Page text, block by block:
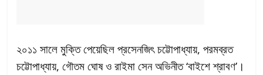
২০১১ সালে মুক্তি পেয়েছিল প্রসেনজিৎ চট্টোপাধ্যায়, পরমব্রত
চট্টোপাধ্যায়, গৌতম ঘোষ ও রাইমা সেন অভিনীত ‘বাইশে শ্রাবণ’।